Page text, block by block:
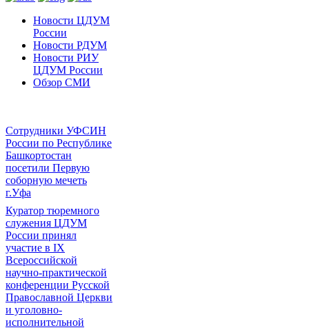
Новости ЦДУМ
России
Новости РДУМ
Новости РИУ
ЦДУМ России
Обзор СМИ
Сотрудники УФСИН
России по Республике
Башкортостан
посетили Первую
соборную мечеть
г.Уфа
Куратор тюремного
служения ЦДУМ
России принял
участие в IX
Всероссийской
научно-практической
конференции Русской
Православной Церкви
и уголовно-
исполнительной